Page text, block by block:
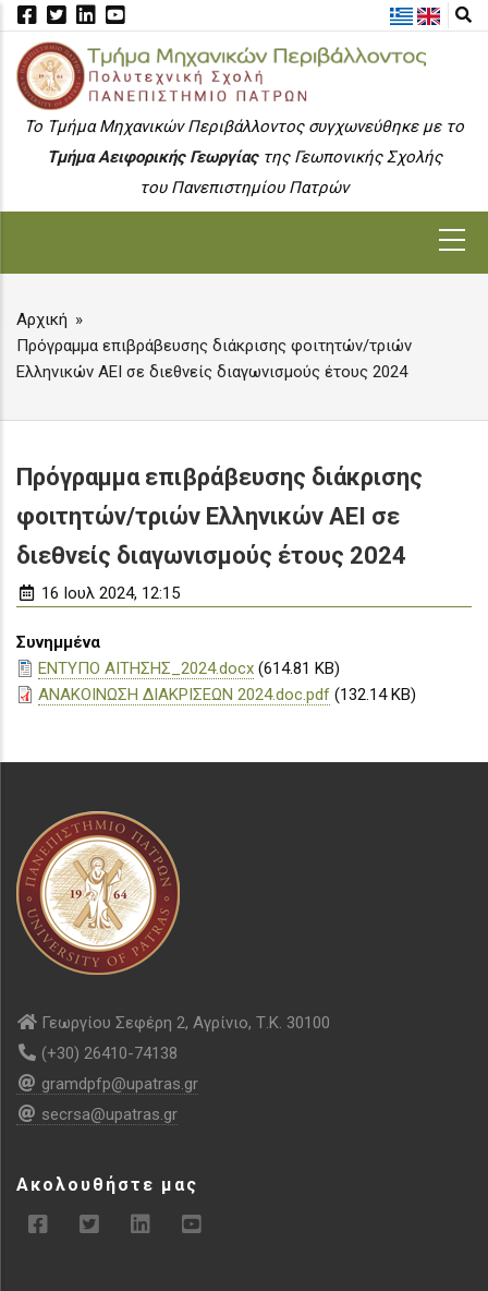
Skip
main
content
To Τμήμα Μηχανικών Περιβάλλοντος συγχωνεύθηκε με το
Τμήμα Αειφορικής Γεωργίαςτης Γεωπονικής Σχολής
του Πανεπιστημίου Πατρών
BREADCRUMB
Αρχική
Πρόγραμμα επιβράβευσης διάκρισης φοιτητών/τριών
Ελληνικών ΑΕΙ σε διεθνείς διαγωνισμούς έτους 2024
Πρόγραμμα επιβράβευσης διάκρισης
φοιτητών/τριών Ελληνικών ΑΕΙ σε
διεθνείς διαγωνισμούς έτους 2024
16 Ιουλ 2024, 12:15
Συνημμένα
ΕΝΤΥΠΟ ΑΙΤΗΣΗΣ_2024.docx (614.81 KB)
ΑΝΑΚΟΙΝΩΣΗ ΔΙΑΚΡΙΣΕΩΝ 2024.doc.pdf (132.14 KB)
Γεωργίου Σεφέρη 2, Αγρίνιο, Τ.Κ. 30100
(+30) 26410-74138
gramdpfp@upatras.gr
secrsa@upatras.gr
Ακολουθήστε μας